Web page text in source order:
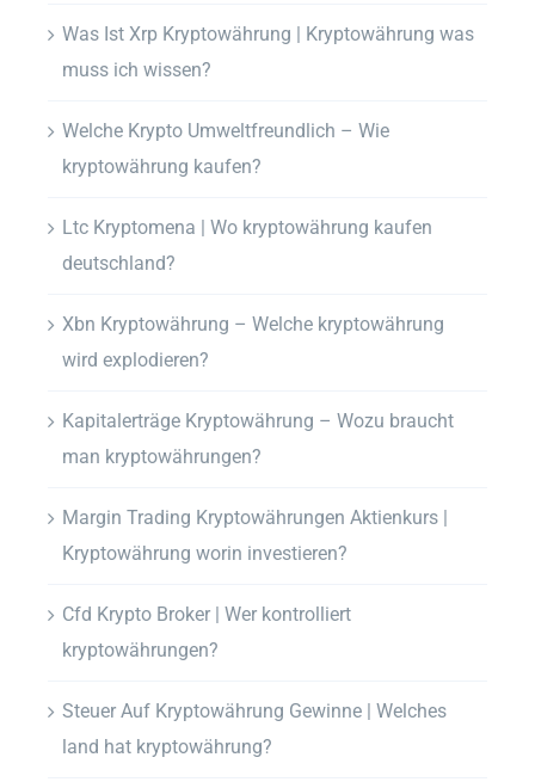
Was Ist Xrp Kryptowährung | Kryptowährung was
muss ich wissen?
Welche Krypto Umweltfreundlich – Wie
kryptowährung kaufen?
Ltc Kryptomena | Wo kryptowährung kaufen
deutschland?
Xbn Kryptowährung – Welche kryptowährung
wird explodieren?
Kapitalerträge Kryptowährung – Wozu braucht
man kryptowährungen?
Margin Trading Kryptowährungen Aktienkurs |
Kryptowährung worin investieren?
Cfd Krypto Broker | Wer kontrolliert
kryptowährungen?
Steuer Auf Kryptowährung Gewinne | Welches
land hat kryptowährung?